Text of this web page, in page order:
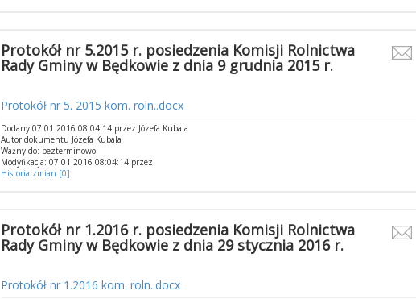
Protokół nr 5.2015 r. posiedzenia Komisji Rolnictwa
Rady Gminy w Będkowie z dnia 9 grudnia 2015 r.
Protokół nr 5. 2015 kom. roln..docx
Dodany 07.01.2016 08:04:14 przez Józefa Kubala
Autor dokumentu Józefa Kubala
Ważny do: bezterminowo
Modyfikacja: 07.01.2016 08:04:14 przez
Historia zmian [0]
Protokół nr 1.2016 r. posiedzenia Komisji Rolnictwa
Rady Gminy w Będkowie z dnia 29 stycznia 2016 r.
Protokół nr 1.2016 kom. roln..docx